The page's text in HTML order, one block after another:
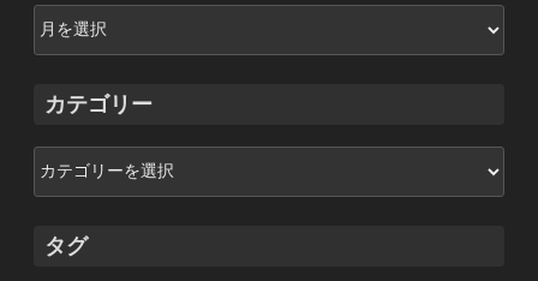
ー
カ
カテゴリー
テ
ゴ
タグ